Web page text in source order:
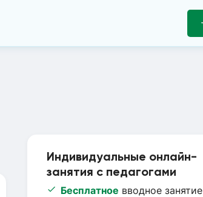
Индивидуальные онлайн-
занятия с педагогами
Бесплатное вводное занятие